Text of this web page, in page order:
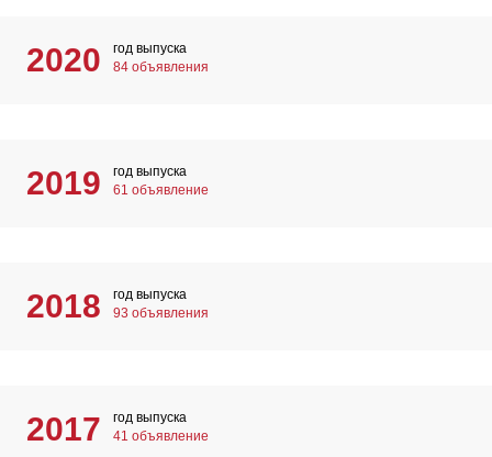
2020
год выпуска
84 объявления
2019
год выпуска
61 объявление
2018
год выпуска
93 объявления
2017
год выпуска
41 объявление